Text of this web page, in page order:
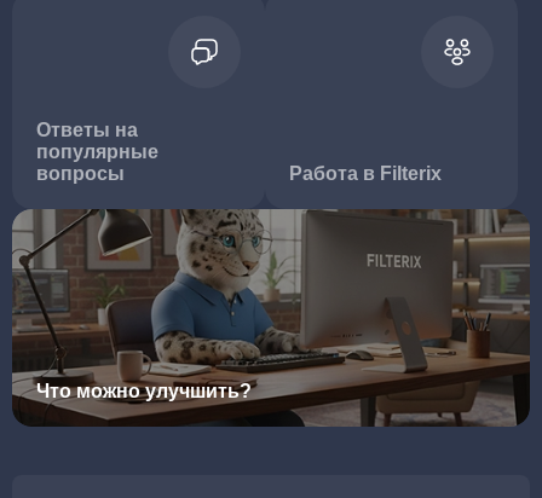
Ответы на
популярные
вопросы
Работа в Filterix
Что можно улучшить?